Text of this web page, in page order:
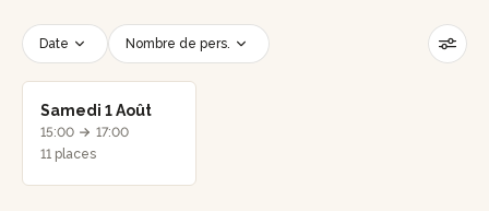
Date Nombre de pers.
Créneau horaire
Samedi 1 Août
15:00
17:00
11 places